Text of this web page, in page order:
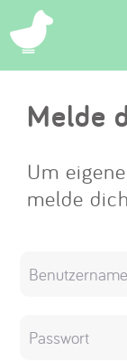
Melde
Um
melde